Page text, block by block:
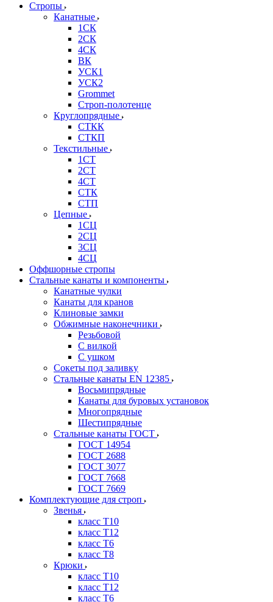
Стропы
Канатные
1СК
2СК
4СК
ВК
УСК1
УСК2
Grommet
Строп-полотенце
Круглопрядные
СТКК
СТКП
Текстильные
1СТ
2СТ
4СТ
СТК
СТП
Цепные
1СЦ
2СЦ
3СЦ
4СЦ
Оффшорные стропы
Стальные канаты и компоненты
Канатные чулки
Канаты для кранов
Клиновые замки
Обжимные наконечники
Резьбовой
С вилкой
С ушком
Сокеты под заливку
Стальные канаты EN 12385
Восьмипрядные
Канаты для буровых установок
Многопрядные
Шестипрядные
Стальные канаты ГОСТ
ГОСТ 14954
ГОСТ 2688
ГОСТ 3077
ГОСТ 7668
ГОСТ 7669
Комплектующие для строп
Звенья
класс Т10
класс Т12
класс Т6
класс Т8
Крюки
класс Т10
класс Т12
класс Т6